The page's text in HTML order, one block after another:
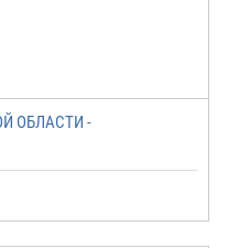
ОБЛАСТИ -